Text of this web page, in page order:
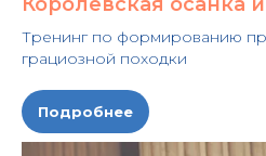
Тренинг по формированию
грациозной походки
Подробнее